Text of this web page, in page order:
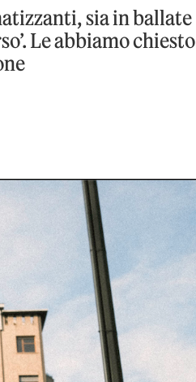
sia in ballate
Le abbiamo chiesto